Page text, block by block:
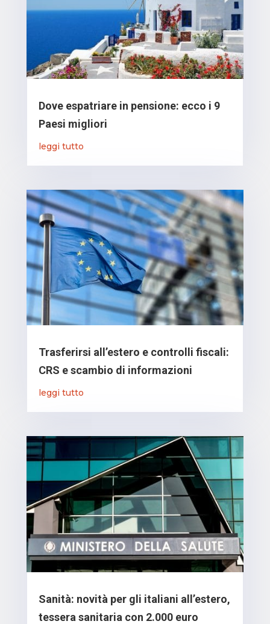
Dove espatriare in pensione: ecco i 9
Paesi migliori
leggi tutto
Trasferirsi all’estero e controlli fiscali:
CRS e scambio di informazioni
leggi tutto
Sanità: novità per gli italiani all’estero,
tessera sanitaria con 2.000 euro